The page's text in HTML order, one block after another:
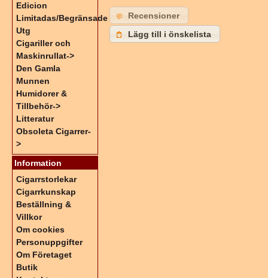
Recensioner
Lägg till i önskelista
Edicion
Limitadas/Begränsade
Utg
Cigariller och
Maskinrullat->
Den Gamla
Munnen
Humidorer &
Tillbehör->
Litteratur
Obsoleta Cigarrer-
>
Information
Cigarrstorlekar
Cigarrkunskap
Beställning &
Villkor
Om cookies
Personuppgifter
Om Företaget
Butik